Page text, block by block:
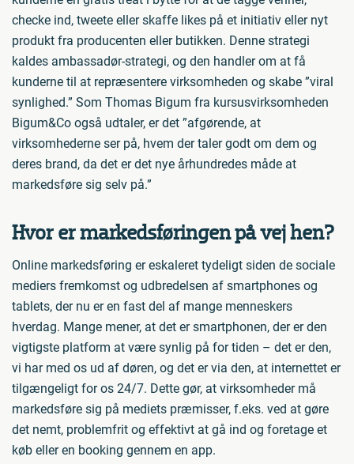
checke ind, tweete eller skaffe likes på et initiativ eller nyt
produkt fra producenten eller butikken. Denne strategi
kaldes ambassadør-strategi, og den handler om at få
kunderne til at repræsentere virksomheden og skabe ”viral
synlighed.” Som Thomas Bigum fra kursusvirksomheden
Bigum&Co også udtaler, er det ”afgørende, at
virksomhederne ser på, hvem der taler godt om dem og
deres brand, da det er det nye århundredes måde at
markedsføre sig selv på.”
Hvor er markedsføringen på vej hen?
Online markedsføring er eskaleret tydeligt siden de sociale
mediers fremkomst og udbredelsen af smartphones og
tablets, der nu er en fast del af mange menneskers
hverdag. Mange mener, at det er smartphonen, der er den
vigtigste platform at være synlig på for tiden – det er den,
vi har med os ud af døren, og det er via den, at internettet er
tilgængeligt for os 24/7. Dette gør, at virksomheder må
markedsføre sig på mediets præmisser, f.eks. ved at gøre
det nemt, problemfrit og effektivt at gå ind og foretage et
køb eller en booking gennem en app.